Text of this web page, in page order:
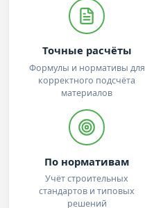
Точные расчёты
Формулы и нормативы для
корректного подсчёта
материалов
По нормативам
Учёт строительных
стандартов и типовых
решений